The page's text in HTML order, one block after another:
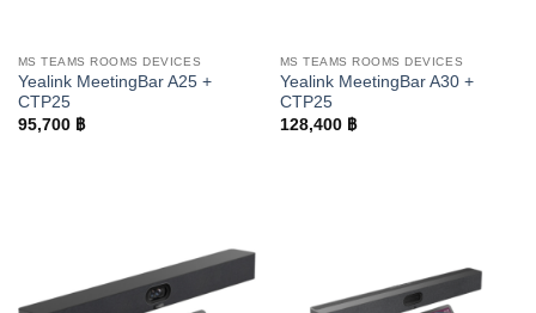
MS TEAMS ROOMS DEVICES
Yealink MeetingBar A25 +
CTP25
95,700 ฿
MS TEAMS ROOMS DEVICES
Yealink MeetingBar A30 +
CTP25
128,400 ฿